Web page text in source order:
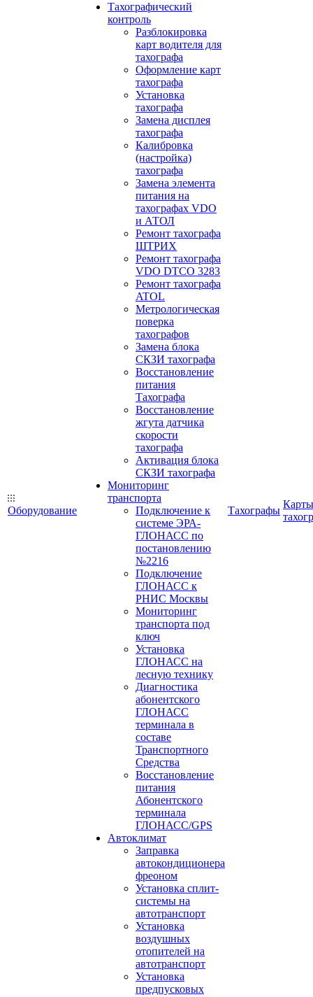
Оборудование
Тахографический
контроль
Разблокировка
карт водителя для
тахографа
Оформление карт
тахографа
Установка
тахографа
Замена дисплея
тахографа
Калибровка
(настройка)
тахографа
Замена элемента
питания на
тахографах VDO
и АТОЛ
Ремонт тахографа
ШТРИХ
Ремонт тахографа
VDO DTCO 3283
Ремонт тахографа
ATOL
Метрологическая
поверка
тахографов
Замена блока
СКЗИ тахографа
Восстановление
питания
Тахографа
Восстановление
жгута датчика
скорости
тахографа
Активация блока
СКЗИ тахографа
Мониторинг
транспорта
Подключение к
системе ЭРА-
ГЛОНАСС по
постановлению
№2216
Подключение
ГЛОНАСС к
РНИС Москвы
Мониторинг
транспорта под
ключ
Установка
ГЛОНАСС на
лесную технику
Диагностика
абонентского
ГЛОНАСС
терминала в
составе
Транспортного
Средства
Восстановление
питания
Абонентского
терминала
ГЛОНАСС/GPS
Автоклимат
Заправка
автокондиционера
фреоном
Установка сплит-
системы на
автотранспорт
Установка
воздушных
отопителей на
автотранспорт
Установка
предпусковых
Тахографы
Карты